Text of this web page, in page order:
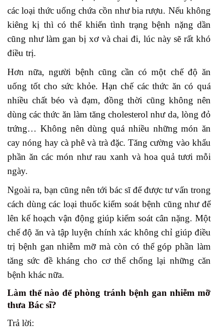
các loại thức uống chứa cồn như bia rượu. Nếu không
kiêng kị thì có thể khiến tình trạng bệnh nặng dần
cũng như làm gan bị xơ và chai đi, lúc này sẽ rất khó
điều trị.
Hơn nữa, người bệnh cũng cần có một chế độ ăn
uống tốt cho sức khỏe. Hạn chế các thức ăn có quá
nhiều chất béo và đạm, đồng thời cũng không nên
dùng các thức ăn làm tăng cholesterol như da, lòng đỏ
trứng… Không nên dùng quá nhiều những món ăn
cay nóng hay cà phê và trà đặc. Tăng cường vào khẩu
phần ăn các món như rau xanh và hoa quả tươi mỗi
ngày.
Ngoài ra, bạn cũng nên tới bác sĩ để được tư vấn trong
cách dùng các loại thuốc kiểm soát bệnh cũng như để
lên kế hoạch vận động giúp kiểm soát cân nặng. Một
chế độ ăn và tập luyện chính xác không chỉ giúp điều
trị bệnh gan nhiễm mỡ mà còn có thể góp phần làm
tăng sức đề kháng cho cơ thể chống lại những căn
bệnh khác nữa.
Làm thế nào để phòng tránh bệnh gan nhiễm mỡ
thưa Bác sĩ?
Trả lời: